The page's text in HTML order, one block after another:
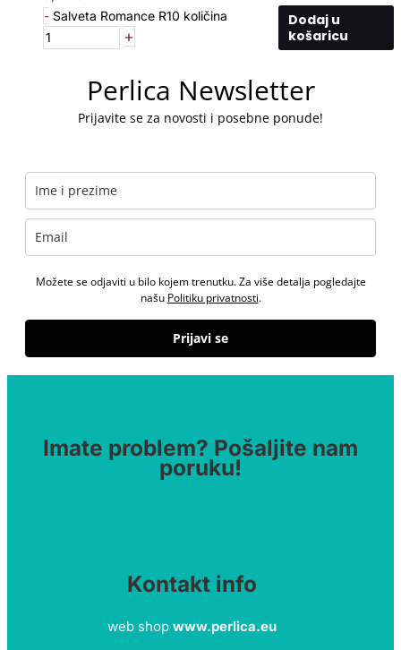
- Salveta Romance R10 količina
+
Dodaj u
košaricu
Perlica Newsletter
Prijavite se za novosti i posebne ponude!
Možete se odjaviti u bilo kojem trenutku. Za više detalja pogledajte
našu Politiku privatnosti.
Prijavi se
Imate problem? Pošaljite nam
poruku!
Kontakt info
web shop www.perlica.eu